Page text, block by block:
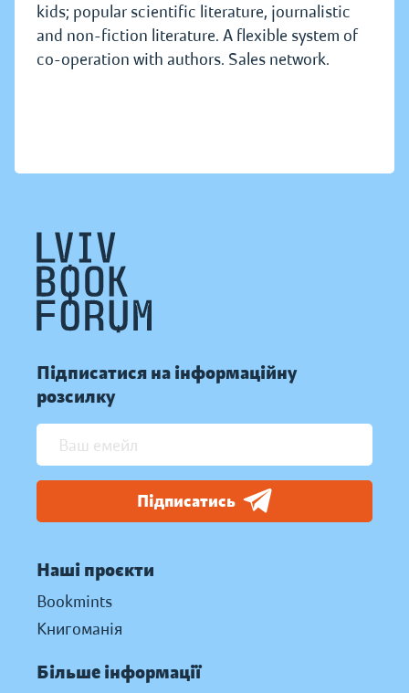
kids; popular scientific literature, journalistic
and non-fiction literature. A flexible system of
co-operation with authors. Sales network.
Підписатися на інформаційну
розсилку
Підписатись
Наші проєкти
Bookmints
Книгоманія
Більше інформації